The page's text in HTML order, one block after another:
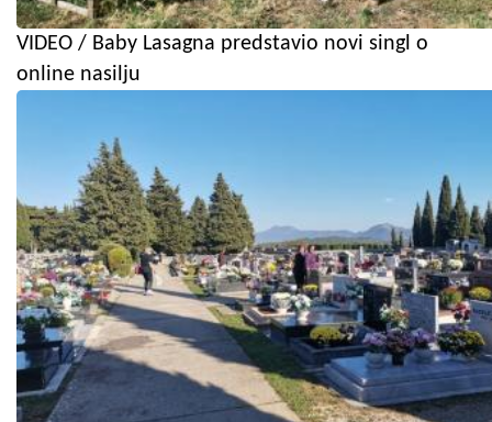
VIDEO / Baby Lasagna predstavio novi singl o
online nasilju